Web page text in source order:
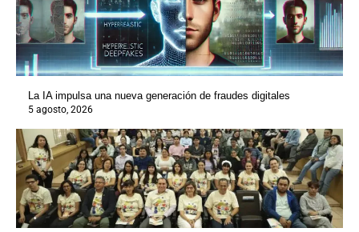
La IA impulsa una nueva generación de fraudes digitales
5 agosto, 2026